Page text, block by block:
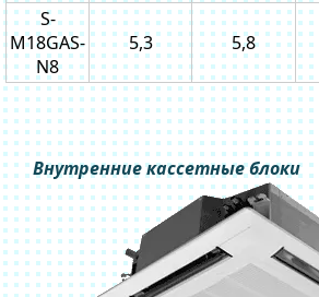
S-
M18GAS-
N8
5,3 5,8
Внутренние кассетные блоки